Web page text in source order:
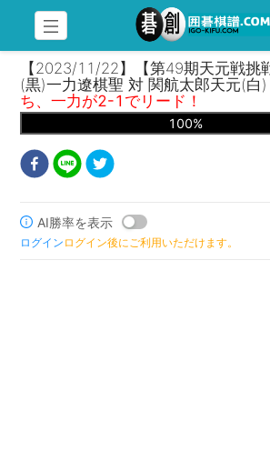
【2023/11/22】【第49期天元戦挑
(黒)一力遼棋聖 対 関航太郎天元(白
ち、一力が2-1でリード！
100%
AI勝率を表示
ログイン ログイン後にご利用いただけます。